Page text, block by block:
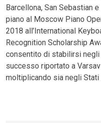
Barcellona, San Sebastian
piano al Moscow Piano
2018 all’International
Recognition Scholarship
consentito di stabilirsi negli
successo riportato a
moltiplicando sia negli Stati